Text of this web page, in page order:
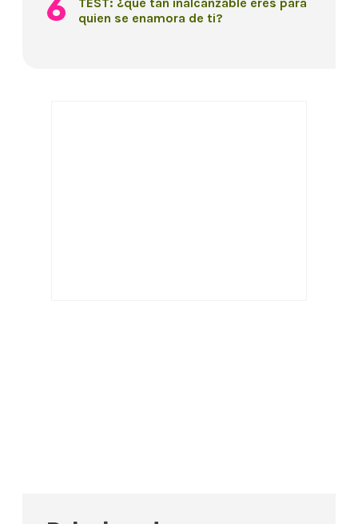
TEST: ¿qué tan inalcanzable eres para
quien se enamora de ti?